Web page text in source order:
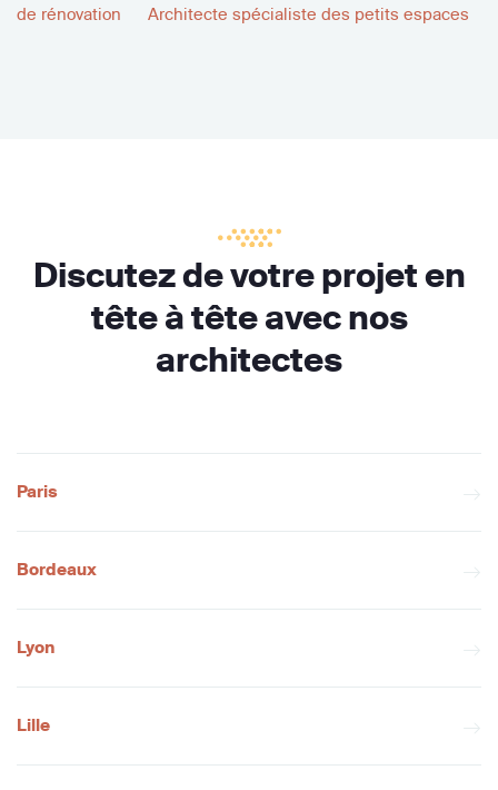
de rénovation
Architecte spécialiste des petits espaces
Discutez de votre projet en
tête à tête avec nos
architectes
Paris
Bordeaux
Lyon
Lille